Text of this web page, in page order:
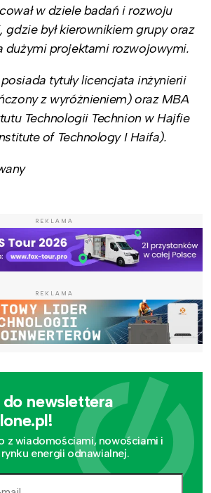
w dziele badań i rozwoju
gdzie był kierownikiem grupy oraz
dużymi projektami rozwojowymi.
tytuły licencjata inżynierii
z wyróżnieniem) oraz MBA
Technologii Technion w Hajfie
of Technology I Haifa).
REKLAMA
REKLAMA
newslettera
z wiadomościami, nowościami i
energii odnawialnej.